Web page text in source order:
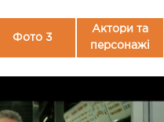
Фото 3
Актори та
персонажі